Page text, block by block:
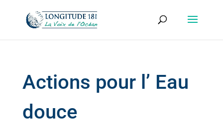
Actions pour l’ Eau
douce